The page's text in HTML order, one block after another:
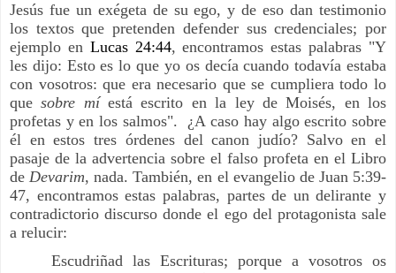
Jesús fue un exégeta de su ego, y de eso dan testimonio
los textos que pretenden defender sus credenciales; por
ejemplo en Lucas 24:44, encontramos estas palabras "Y
les dijo: Esto es lo que yo os decía cuando todavía estaba
con vosotros: que era necesario que se cumpliera todo lo
quesobre míestá escrito en la ley de Moisés, en los
profetas y en los salmos". ¿A caso hay algo escrito sobre
él en estos tres órdenes del canon judío? Salvo en el
pasaje de la advertencia sobre el falso profeta en el Libro
deDevarim, nada. También, en el evangelio de Juan 5:39-
47, encontramos estas palabras, partes de un delirante y
contradictorio discurso donde el ego del protagonista sale
a relucir:
Escudriñad las Escrituras; porque a vosotros os